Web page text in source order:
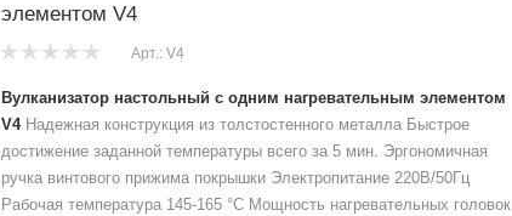
элементом V4
Арт.: V4
Вулканизатор настольный с одним нагревательным элементом
V4Надежная конструкция из толстостенного металла Быстрое
достижение заданной температуры всего за 5 мин. Эргономичная
ручка винтового прижима покрышки Электропитание 220В/50Гц
Рабочая температура 145-165 °C Мощность нагревательных головок